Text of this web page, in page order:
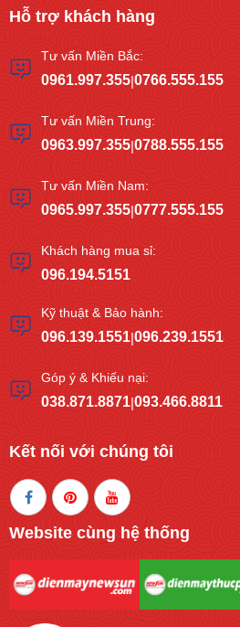
Hỗ trợ khách hàng
Tư vấn Miền Bắc:
0961.997.355|0766.555.155
Tư vấn Miền Trung:
0963.997.355|0788.555.155
Tư vấn Miền Nam:
0965.997.355|0777.555.155
Khách hàng mua sỉ:
096.194.5151
Kỹ thuật & Bảo hành:
096.139.1551|096.239.1551
Góp ý & Khiếu nại:
038.871.8871|093.466.8811
Kết nối với chúng tôi
Website cùng hệ thống